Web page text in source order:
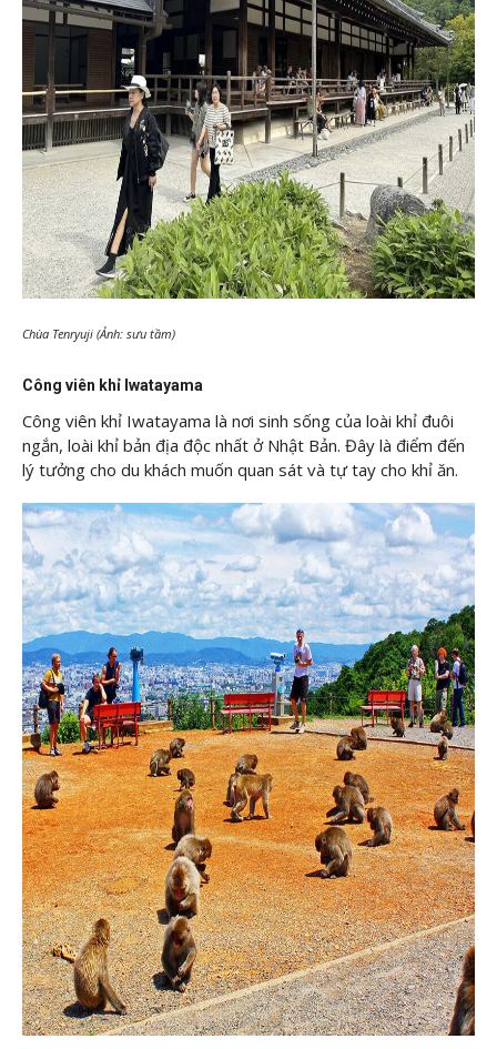
Chùa Tenryuji (Ảnh: sưu tầm)
Công viên khỉ Iwatayama
Công viên khỉ Iwatayama là nơi sinh sống của loài khỉ đuôi
ngắn, loài khỉ bản địa độc nhất ở Nhật Bản. Đây là điểm đến
lý tưởng cho du khách muốn quan sát và tự tay cho khỉ ăn.